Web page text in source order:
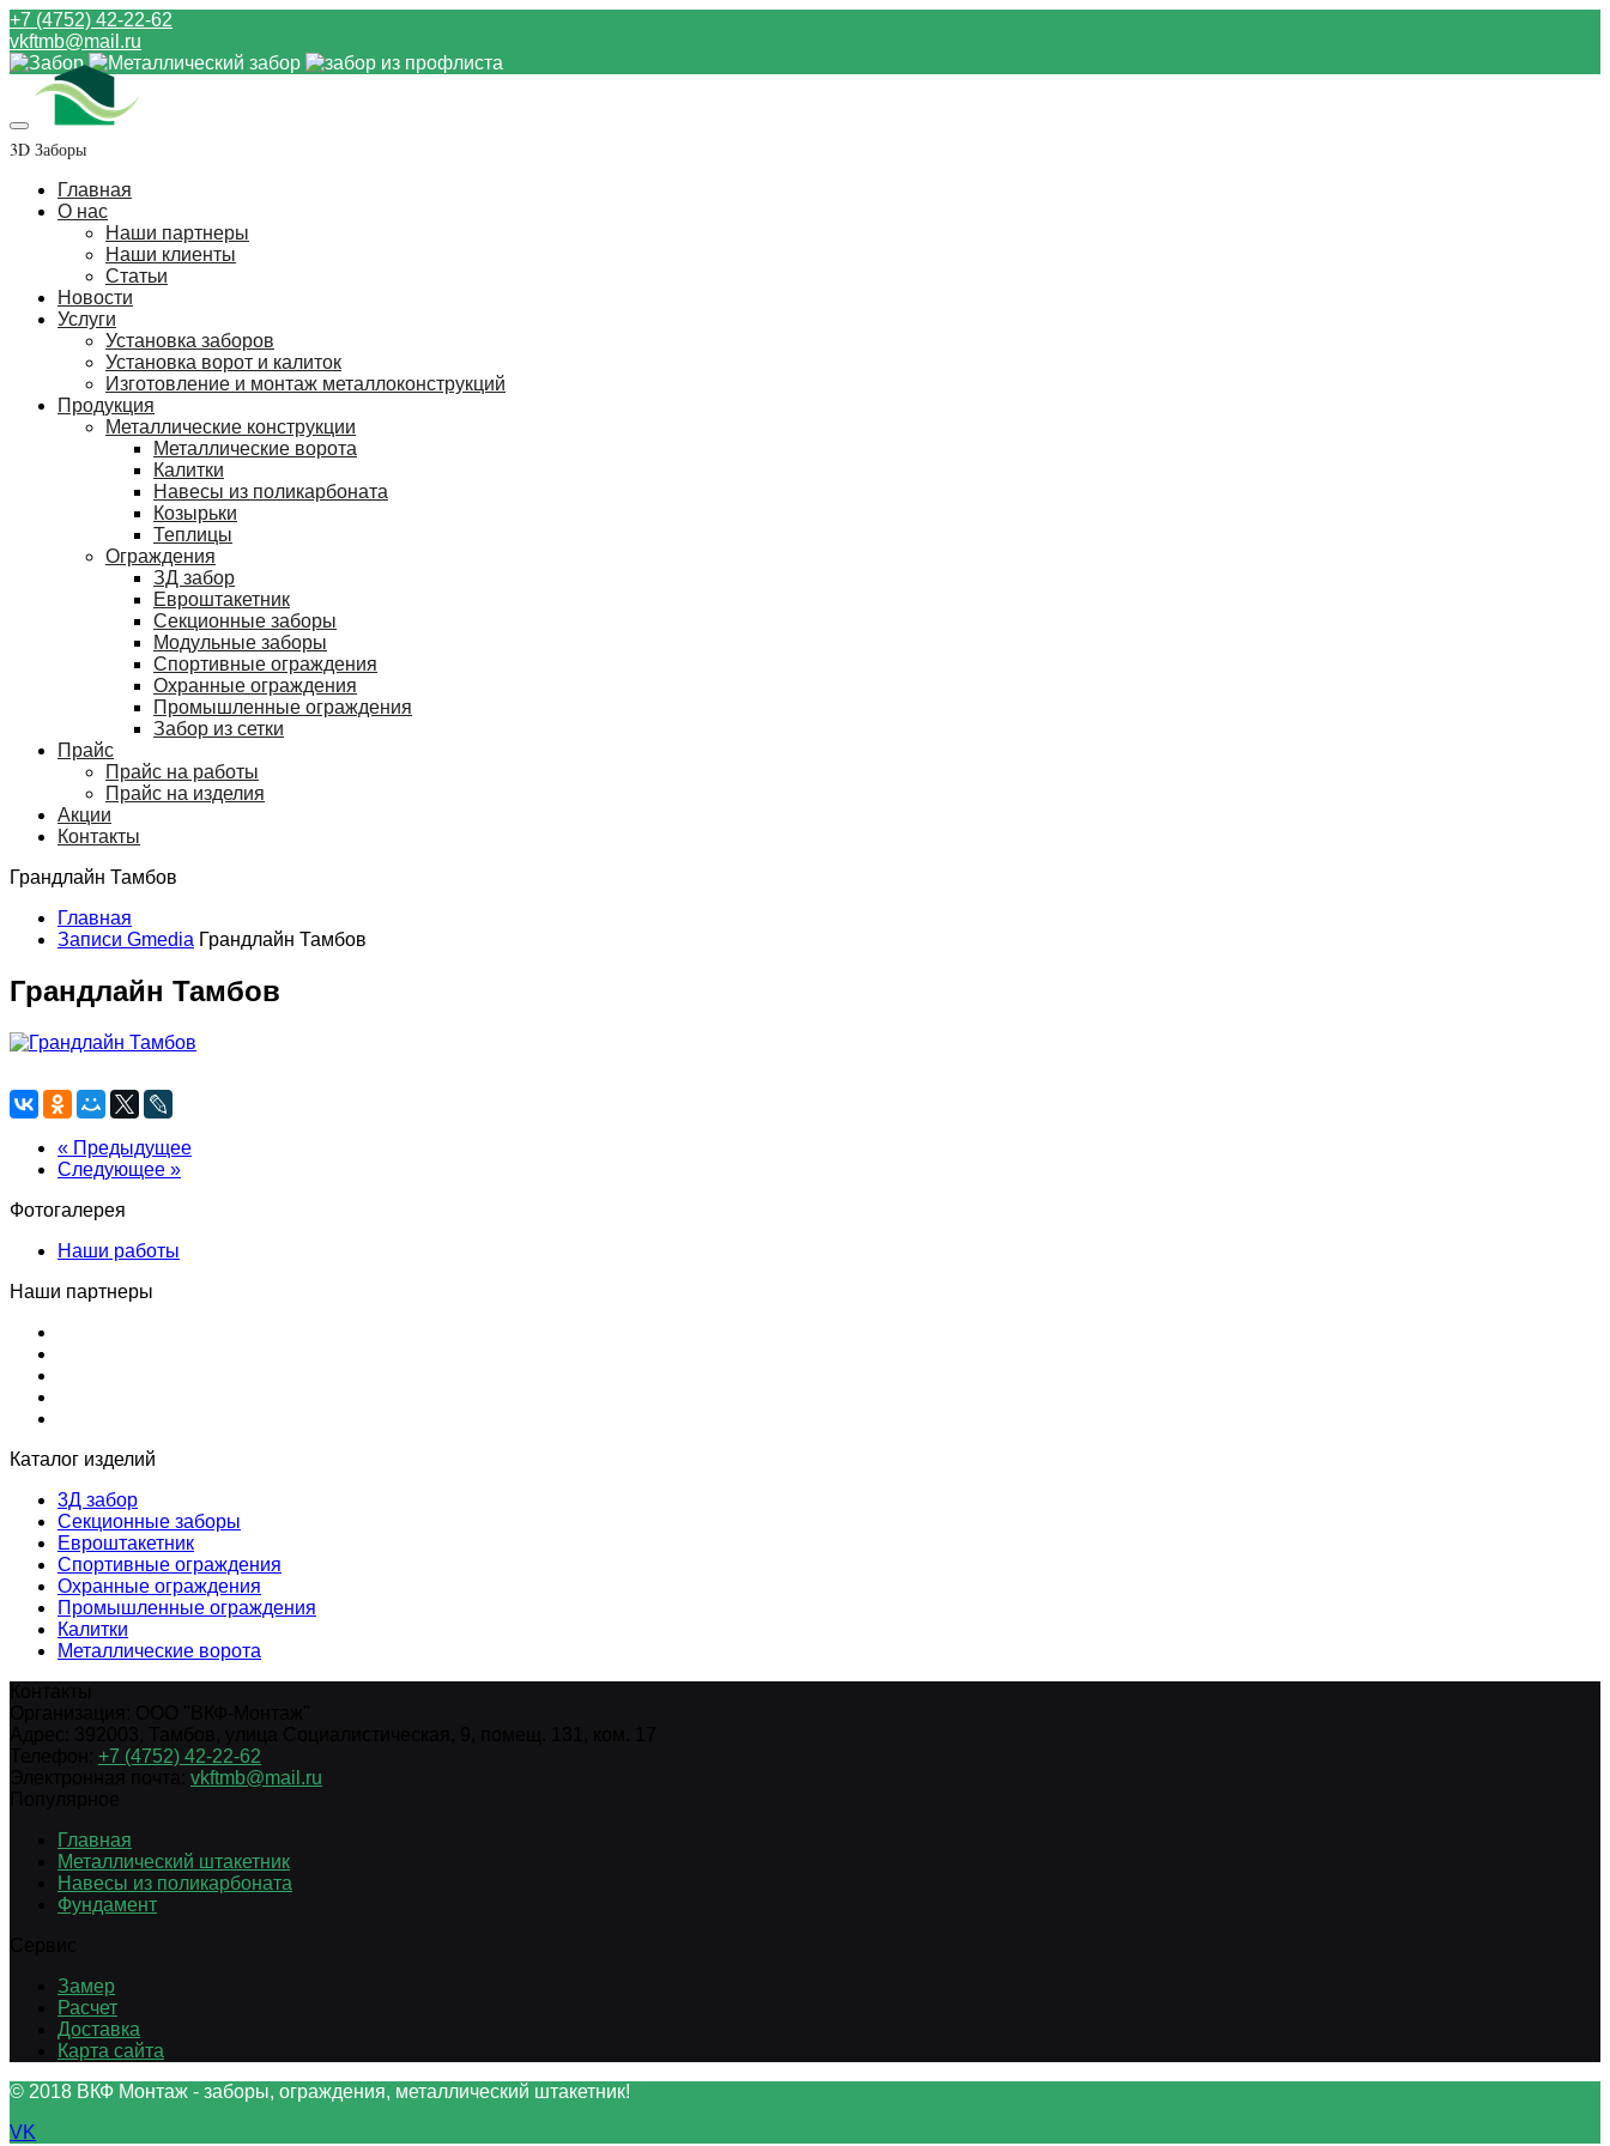
+7 (4752) 42-22-62
vkftmb@mail.ru
3D Заборы
Главная
О нас
Наши партнеры
Наши клиенты
Статьи
Новости
Услуги
Установка заборов
Установка ворот и калиток
Изготовление и монтаж металлоконструкций
Продукция
Металлические конструкции
Металлические ворота
Калитки
Навесы из поликарбоната
Козырьки
Теплицы
Ограждения
ЗД забор
Евроштакетник
Секционные заборы
Модульные заборы
Спортивные ограждения
Охранные ограждения
Промышленные ограждения
Забор из сетки
Прайс
Прайс на работы
Прайс на изделия
Акции
Контакты
Грандлайн Тамбов
Главная
Записи Gmedia Грандлайн Тамбов
Грандлайн Тамбов
« Предыдущее
Следующее »
Фотогалерея
Наши работы
Наши партнеры
Каталог изделий
3Д забор
Секционные заборы
Евроштакетник
Спортивные ограждения
Охранные ограждения
Промышленные ограждения
Калитки
Металлические ворота
+7 (4752) 42-22-62
vkftmb@mail.ru
Главная
Металлический штакетник
Навесы из поликарбоната
Фундамент
Замер
Расчет
Доставка
Карта сайта
© 2018 ВКФ Монтаж - заборы, ограждения, металлический штакетник!
VK